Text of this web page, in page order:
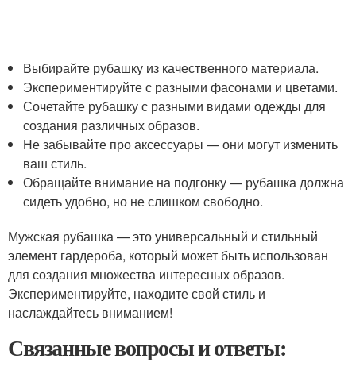
Выбирайте рубашку из качественного материала.
Экспериментируйте с разными фасонами и цветами.
Сочетайте рубашку с разными видами одежды для
создания различных образов.
Не забывайте про аксессуары — они могут изменить
ваш стиль.
Обращайте внимание на подгонку — рубашка должна
сидеть удобно, но не слишком свободно.
Мужская рубашка — это универсальный и стильный
элемент гардероба, который может быть использован
для создания множества интересных образов.
Экспериментируйте, находите свой стиль и
наслаждайтесь вниманием!
Связанные вопросы и ответы: